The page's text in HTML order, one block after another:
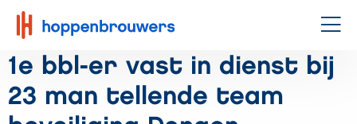
Hoppenbrouwers
|
Waar
techniek
leeft
1e bbl-er vast in dienst bij
23 man tellende team